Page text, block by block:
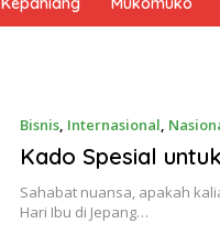
Bisnis, Internasional,
Kado Spesial
Sahabat nuansa, apakah
Hari Ibu di Jepang…